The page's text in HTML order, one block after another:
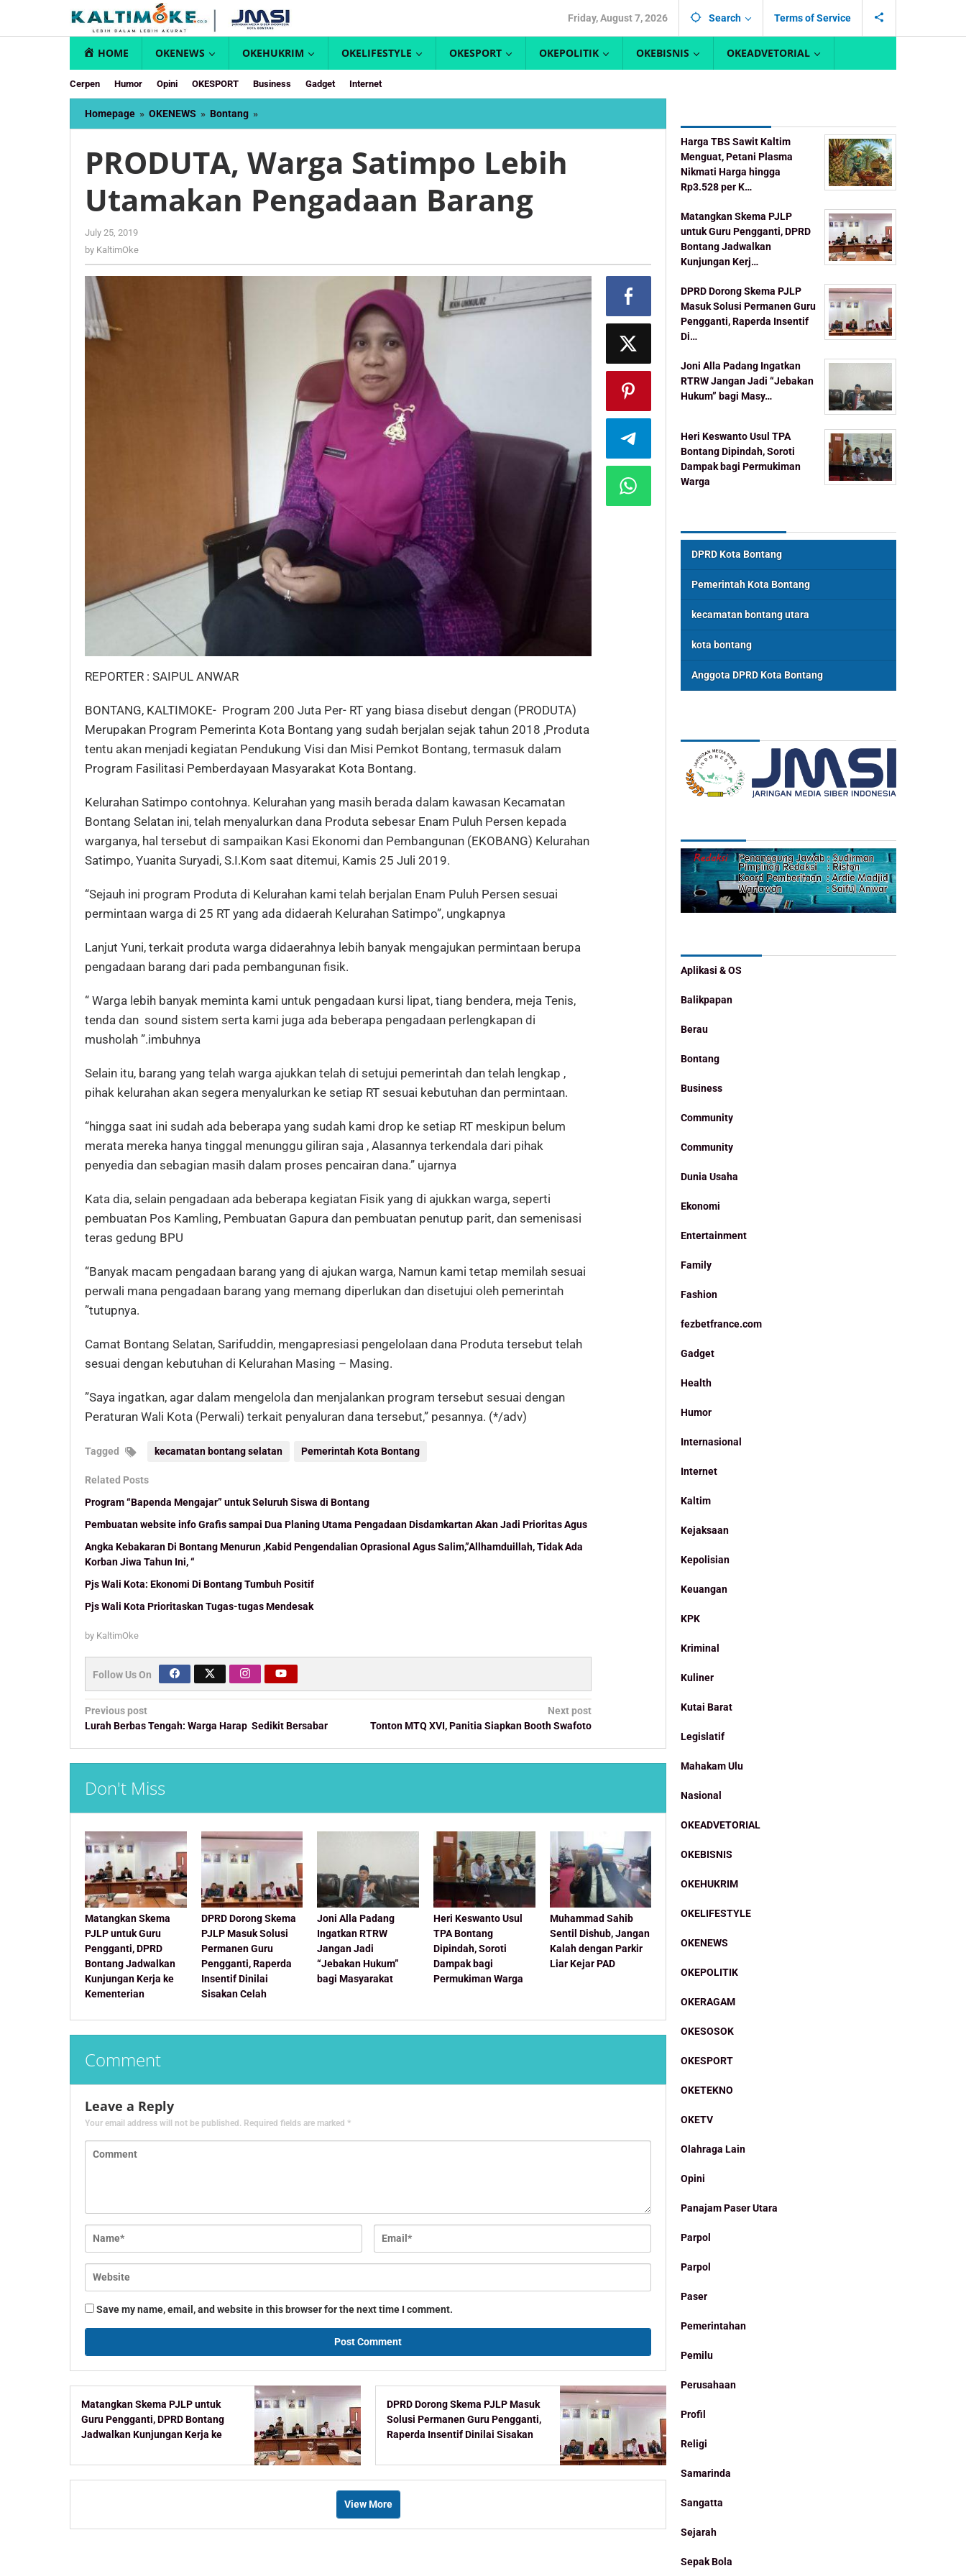
content
Friday, August 7, 2026 Search Terms of Service
HOME OKENEWS OKEHUKRIM OKELIFESTYLE OKESPORT OKEPOLITIK OKEBISNIS OKEADVETORIAL
Cerpen Humor Opini OKESPORT Business Gadget Internet
Homepage » OKENEWS » Bontang »
Warga
Lebih
Utamakan
Pengadaan
Barang
PRODUTA, Warga Satimpo Lebih
Utamakan Pengadaan Barang
July 25, 2019
by KaltimOke
REPORTER : SAIPUL ANWAR
BONTANG, KALTIMOKE- Program 200 Juta Per- RT yang biasa disebut dengan (PRODUTA)
Merupakan Program Pemerinta Kota Bontang yang sudah berjalan sejak tahun 2018 ,Produta
tentu akan menjadi kegiatan Pendukung Visi dan Misi Pemkot Bontang, termasuk dalam
Program Fasilitasi Pemberdayaan Masyarakat Kota Bontang.
Kelurahan Satimpo contohnya. Kelurahan yang masih berada dalam kawasan Kecamatan
Bontang Selatan ini, telah menyalurkan dana Produta sebesar Enam Puluh Persen kepada
warganya, hal tersebut di sampaikan Kasi Ekonomi dan Pembangunan (EKOBANG) Kelurahan
Satimpo, Yuanita Suryadi, S.I.Kom saat ditemui, Kamis 25 Juli 2019.
“Sejauh ini program Produta di Kelurahan kami telah berjalan Enam Puluh Persen sesuai
permintaan warga di 25 RT yang ada didaerah Kelurahan Satimpo”, ungkapnya
Lanjut Yuni, terkait produta warga didaerahnya lebih banyak mengajukan permintaan berupa
pengadaan barang dari pada pembangunan fisik.
“ Warga lebih banyak meminta kami untuk pengadaan kursi lipat, tiang bendera, meja Tenis,
tenda dan sound sistem serta kami juga ada beberapa pengadaan perlengkapan di
musholah ”.imbuhnya
Selain itu, barang yang telah warga ajukkan telah di setujui pemerintah dan telah lengkap ,
pihak kelurahan akan segera menyalurkan ke setiap RT sesuai kebutuhan dan permintaan.
“hingga saat ini sudah ada beberapa yang sudah kami drop ke setiap RT meskipun belum
merata mereka hanya tinggal menunggu giliran saja , Alasannya terkendala dari pihak
penyedia dan sebagian masih dalam proses pencairan dana.” ujarnya
Kata dia, selain pengadaan ada beberapa kegiatan Fisik yang di ajukkan warga, seperti
pembuatan Pos Kamling, Pembuatan Gapura dan pembuatan penutup parit, dan semenisasi
teras gedung BPU
“Banyak macam pengadaan barang yang di ajukan warga, Namun kami tetap memilah sesuai
perwali mana pengadaan barang yang memang diperlukan dan disetujui oleh pemerintah
”tutupnya.
Camat Bontang Selatan, Sarifuddin, mengapresiasi pengelolaan dana Produta tersebut telah
sesuai dengan kebutuhan di Kelurahan Masing – Masing.
”Saya ingatkan, agar dalam mengelola dan menjalankan program tersebut sesuai dengan
Peraturan Wali Kota (Perwali) terkait penyaluran dana tersebut,” pesannya. (*/adv)
Tagged kecamatan bontang selatan Pemerintah Kota Bontang
Related Posts
Program “Bapenda Mengajar” untuk Seluruh Siswa di Bontang
Pembuatan website info Grafis sampai Dua Planing Utama Pengadaan Disdamkartan Akan Jadi Prioritas Agus
Angka Kebakaran Di Bontang Menurun ,Kabid Pengendalian Oprasional Agus Salim,”Allhamduillah, Tidak Ada
Korban Jiwa Tahun Ini, “
Pjs Wali Kota: Ekonomi Di Bontang Tumbuh Positif
Pjs Wali Kota Prioritaskan Tugas-tugas Mendesak
by KaltimOke
Follow Us On
Post
navigation
Previous post
Lurah Berbas Tengah: Warga Harap Sedikit Bersabar
Next post
Tonton MTQ XVI, Panitia Siapkan Booth Swafoto
Don't Miss
Matangkan Skema
PJLP untuk Guru
Pengganti, DPRD
Bontang Jadwalkan
Kunjungan Kerja ke
Kementerian
DPRD Dorong Skema
PJLP Masuk Solusi
Permanen Guru
Pengganti, Raperda
Insentif Dinilai
Sisakan Celah
Joni Alla Padang
Ingatkan RTRW
Jangan Jadi
“Jebakan Hukum”
bagi Masyarakat
Heri Keswanto Usul
TPA Bontang
Dipindah, Soroti
Dampak bagi
Permukiman Warga
Muhammad Sahib
Sentil Dishub, Jangan
Kalah dengan Parkir
Liar Kejar PAD
Comment
Leave a Reply
Your email address will not be published. Required fields are marked *
Save my name, email, and website in this browser for the next time I comment.
Matangkan Skema PJLP untuk
Guru Pengganti, DPRD Bontang
Jadwalkan Kunjungan Kerja ke
DPRD Dorong Skema PJLP Masuk
Solusi Permanen Guru Pengganti,
Raperda Insentif Dinilai Sisakan
View More
Harga TBS Sawit Kaltim
Menguat, Petani Plasma
Nikmati Harga hingga
Rp3.528 per K…
Matangkan Skema PJLP
untuk Guru Pengganti, DPRD
Bontang Jadwalkan
Kunjungan Kerj…
DPRD Dorong Skema PJLP
Masuk Solusi Permanen Guru
Pengganti, Raperda Insentif
Di…
Joni Alla Padang Ingatkan
RTRW Jangan Jadi “Jebakan
Hukum” bagi Masy…
Heri Keswanto Usul TPA
Bontang Dipindah, Soroti
Dampak bagi Permukiman
Warga
DPRD Kota Bontang
Pemerintah Kota Bontang
kecamatan bontang utara
kota bontang
Anggota DPRD Kota Bontang
Aplikasi & OS
Balikpapan
Berau
Bontang
Business
Community
Community
Dunia Usaha
Ekonomi
Entertainment
Family
Fashion
fezbetfrance.com
Gadget
Health
Humor
Internasional
Internet
Kaltim
Kejaksaan
Kepolisian
Keuangan
KPK
Kriminal
Kuliner
Kutai Barat
Legislatif
Mahakam Ulu
Nasional
OKEADVETORIAL
OKEBISNIS
OKEHUKRIM
OKELIFESTYLE
OKENEWS
OKEPOLITIK
OKERAGAM
OKESOSOK
OKESPORT
OKETEKNO
OKETV
Olahraga Lain
Opini
Panajam Paser Utara
Parpol
Parpol
Paser
Pemerintahan
Pemilu
Perusahaan
Profil
Religi
Samarinda
Sangatta
Sejarah
Sepak Bola